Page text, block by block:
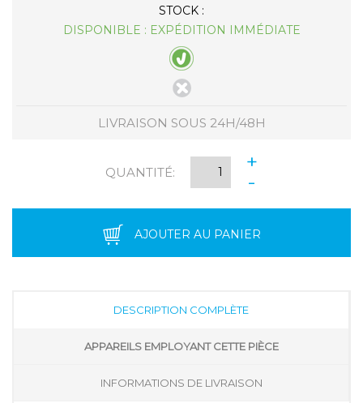
STOCK :
DISPONIBLE : EXPÉDITION IMMÉDIATE
LIVRAISON SOUS 24H/48H
QUANTITÉ:
+
-
AJOUTER AU PANIER
DESCRIPTION COMPLÈTE
APPAREILS EMPLOYANT CETTE PIÈCE
INFORMATIONS DE LIVRAISON